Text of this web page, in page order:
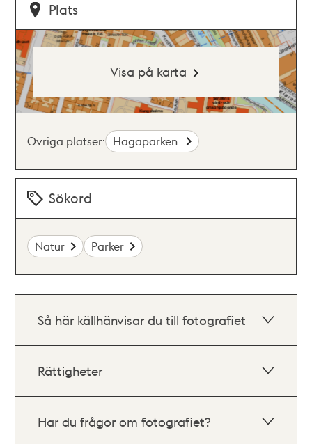
Plats
Visa på karta
Övriga platser: Hagaparken
Sökord
Natur Parker
Så här källhänvisar du till fotografiet
Rättigheter
Har du frågor om fotografiet?